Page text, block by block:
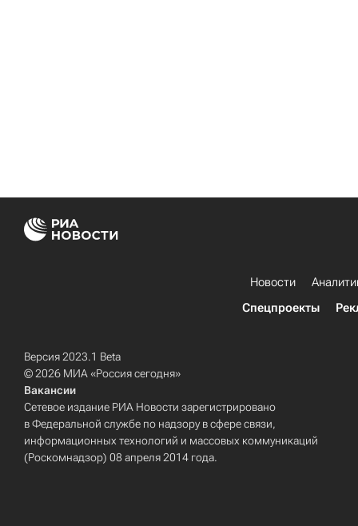
Новости
Спецпроекты
Версия 2023.1 Beta
© 2026 МИА «Россия сегодня»
Вакансии
Сетевое издание РИА Новости зарегистрировано
в Федеральной службе по надзору в сфере связи,
информационных технологий и массовых коммуникаций
(Роскомнадзор) 08 апреля 2014 года.